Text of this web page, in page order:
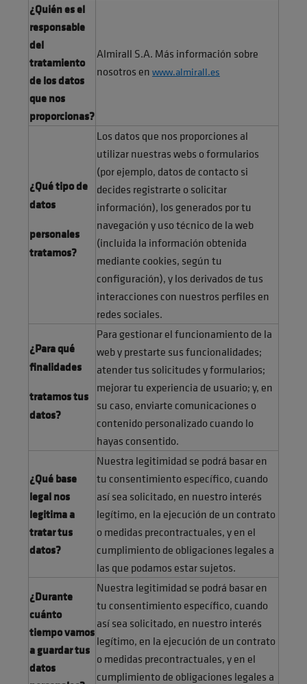
¿Quién es el
responsable
del
tratamiento
de los datos
que nos
proporcionas?
Almirall S.A. Más información sobre
nosotros enwww.almirall.es
¿Qué tipo de
datos
personales
tratamos?
Los datos que nos proporciones al
utilizar nuestras webs o formularios
(por ejemplo, datos de contacto si
decides registrarte o solicitar
información), los generados por tu
navegación y uso técnico de la web
(incluida la información obtenida
mediante cookies, según tu
configuración), y los derivados de tus
interacciones con nuestros perfiles en
redes sociales.
¿Para qué
finalidades
tratamos tus
datos?
Para gestionar el funcionamiento de la
web y prestarte sus funcionalidades;
atender tus solicitudes y formularios;
mejorar tu experiencia de usuario; y, en
su caso, enviarte comunicaciones o
contenido personalizado cuando lo
hayas consentido.
¿Qué base
legal nos
legitima a
tratar tus
datos?
Nuestra legitimidad se podrá basar en
tu consentimiento específico, cuando
así sea solicitado, en nuestro interés
legítimo, en la ejecución de un contrato
o medidas precontractuales, y en el
cumplimiento de obligaciones legales a
las que podamos estar sujetos.
¿Durante
cuánto
tiempo vamos
a guardar tus
datos
Nuestra legitimidad se podrá basar en
tu consentimiento específico, cuando
así sea solicitado, en nuestro interés
legítimo, en la ejecución de un contrato
o medidas precontractuales, y en el
cumplimiento de obligaciones legales a